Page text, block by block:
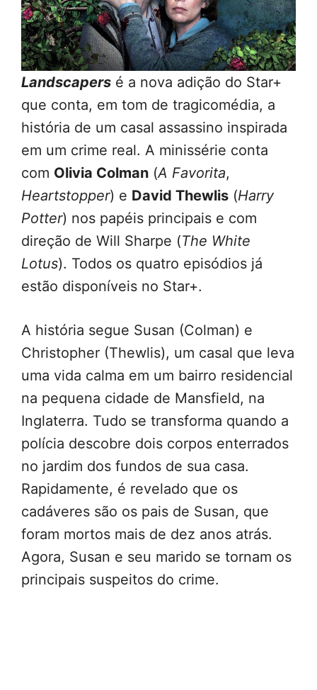
Landscapers é a nova adição do Star+
que conta, em tom de tragicomédia, a
história de um casal assassino inspirada
em um crime real. A minissérie conta
com Olivia Colman (A Favorita,
Heartstopper) e David Thewlis (Harry
Potter) nos papéis principais e com
direção de Will Sharpe (The White
Lotus). Todos os quatro episódios já
estão disponíveis no Star+.
A história segue Susan (Colman) e
Christopher (Thewlis), um casal que leva
uma vida calma em um bairro residencial
na pequena cidade de Mansfield, na
Inglaterra. Tudo se transforma quando a
polícia descobre dois corpos enterrados
no jardim dos fundos de sua casa.
Rapidamente, é revelado que os
cadáveres são os pais de Susan, que
foram mortos mais de dez anos atrás.
Agora, Susan e seu marido se tornam os
principais suspeitos do crime.